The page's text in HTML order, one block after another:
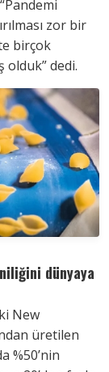
zor bir
birçok
olduk” dedi.
dünyaya
New
üretilen
%50’nin